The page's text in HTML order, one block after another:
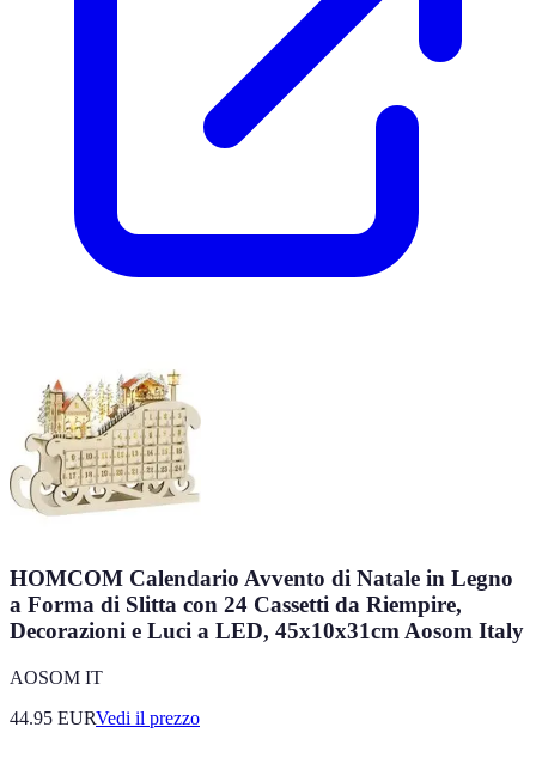
HOMCOM Calendario Avvento di Natale in Legno
a Forma di Slitta con 24 Cassetti da Riempire,
Decorazioni e Luci a LED, 45x10x31cm Aosom Italy
AOSOM IT
44.95 EURVedi il prezzo